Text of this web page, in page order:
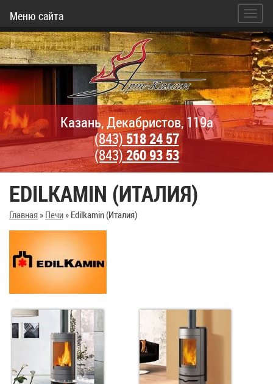
Меню сайта
Казань, Декабристов, 119а
(843)518 24 57
(843)260 93 53
EDILKAMIN (ИТАЛИЯ)
Главная» Печи» Edilkamin (Италия)